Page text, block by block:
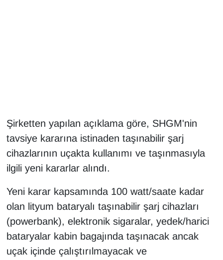
Şirketten yapılan açıklama göre, SHGM'nin
tavsiye kararına istinaden taşınabilir şarj
cihazlarının uçakta kullanımı ve taşınmasıyla
ilgili yeni kararlar alındı.
Yeni karar kapsamında 100 watt/saate kadar
olan lityum bataryalı taşınabilir şarj cihazları
(powerbank), elektronik sigaralar, yedek/harici
bataryalar kabin bagajında taşınacak ancak
uçak içinde çalıştırılmayacak ve
HABERDE İNSAN
İngilizce
Kadın
Kamu Alımları
Kim Kimdir?
Kültür & Sanat